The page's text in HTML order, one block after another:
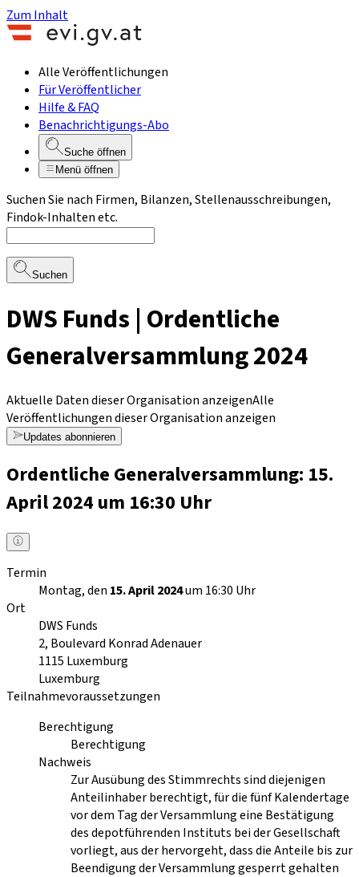
Zum Inhalt
Alle Veröffentlichungen
Für Veröffentlicher
Hilfe & FAQ
Benachrichtigungs-Abo
Suche öffnen
Menü öffnen
Suchen Sie nach Firmen, Bilanzen, Stellenausschreibungen,
Findok-Inhalten etc.
Suchen
DWS Funds | Ordentliche
Generalversammlung 2024
Aktuelle Daten dieser Organisation anzeigenAlle
Veröffentlichungen dieser Organisation anzeigen
Updates abonnieren
Ordentliche Generalversammlung: 15.
April 2024 um 16:30 Uhr
Termin
Montag, den 15. April 2024um 16:30 Uhr
Ort
DWS Funds
2, Boulevard Konrad Adenauer
1115 Luxemburg
Luxemburg
Teilnahmevoraussetzungen
Berechtigung
Berechtigung
Nachweis
Zur Ausübung des Stimmrechts sind diejenigen
Anteilinhaber berechtigt, für die fünf Kalendertage
vor dem Tag der Versammlung eine Bestätigung
des depotführenden Instituts bei der Gesellschaft
vorliegt, aus der hervorgeht, dass die Anteile bis zur
Beendigung der Versammlung gesperrt gehalten